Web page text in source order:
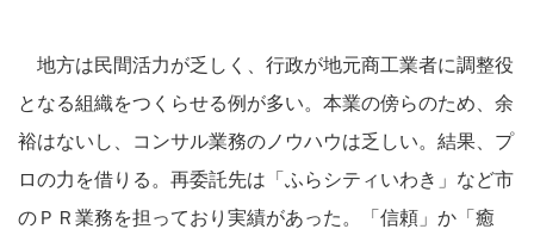
地方は民間活力が乏しく、行政が地元商工業者に調整役
となる組織をつくらせる例が多い。本業の傍らのため、余
裕はないし、コンサル業務のノウハウは乏しい。結果、プ
ロの力を借りる。再委託先は「ふらシティいわき」など市
のＰＲ業務を担っており実績があった。「信頼」か「癒